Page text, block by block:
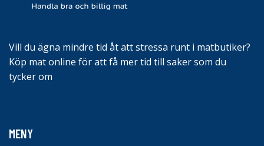
Vill du ägna mindre tid åt att stressa runt i matbutiker?
Köp mat online för att få mer tid till saker som du
tycker om
MENY